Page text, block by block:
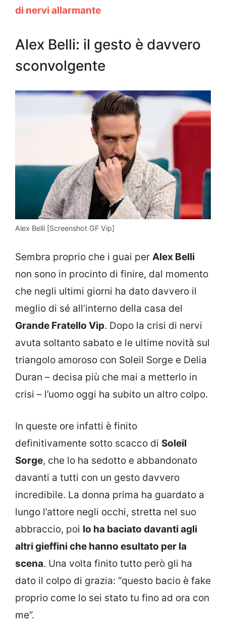
di nervi allarmante
Alex Belli: il gesto è davvero
sconvolgente
Alex Belli [Screenshot GF Vip]
Sembra proprio che i guai per Alex Belli
non sono in procinto di finire, dal momento
che negli ultimi giorni ha dato davvero il
meglio di sé all’interno della casa del
Grande Fratello Vip. Dopo la crisi di nervi
avuta soltanto sabato e le ultime novità sul
triangolo amoroso con Soleil Sorge e Delia
Duran – decisa più che mai a metterlo in
crisi – l’uomo oggi ha subito un altro colpo.
In queste ore infatti è finito
definitivamente sotto scacco di Soleil
Sorge, che lo ha sedotto e abbandonato
davanti a tutti con un gesto davvero
incredibile. La donna prima ha guardato a
lungo l’attore negli occhi, stretta nel suo
abbraccio, poi lo ha baciato davanti agli
altri gieffini che hanno esultato per la
scena. Una volta finito tutto però gli ha
dato il colpo di grazia: “questo bacio è fake
proprio come lo sei stato tu fino ad ora con
me”.